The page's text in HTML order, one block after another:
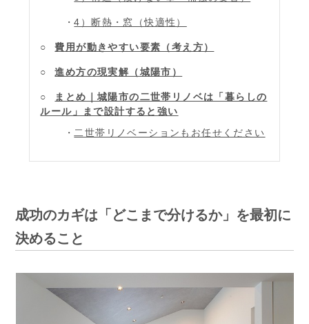
4）断熱・窓（快適性）
費用が動きやすい要素（考え方）
進め方の現実解（城陽市）
まとめ｜城陽市の二世帯リノベは「暮らしの
ルール」まで設計すると強い
二世帯リノベーションもお任せください
成功のカギは「どこまで分けるか」を最初に
決めること